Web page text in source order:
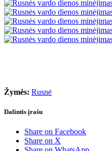
Žymės: Rusnė
Dalintis įrašu
Share on Facebook
Share on X